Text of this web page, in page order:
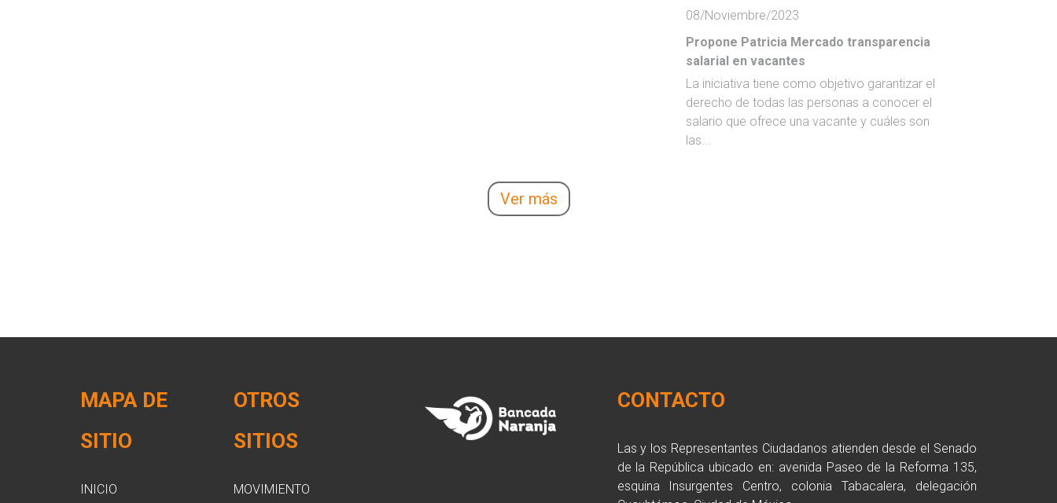
08/Noviembre/2023
Propone Patricia Mercado transparencia
salarial en vacantes
La iniciativa tiene como objetivo garantizar el
derecho de todas las personas a conocer el
salario que ofrece una vacante y cuáles son
las...
Ver más
MAPA DE
SITIO
INICIO
OTROS
SITIOS
MOVIMIENTO
CONTACTO
Las y los Representantes Ciudadanos atienden desde el Senado
de la República ubicado en: avenida Paseo de la Reforma 135,
esquina Insurgentes Centro, colonia Tabacalera, delegación